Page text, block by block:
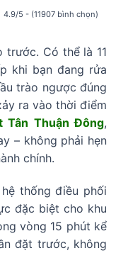
4.9/5 - (11907 bình chọn)
trước. Có thể là 11
khi bạn đang rửa
trào ngược đúng
ra vào thời điểm
Tân Thuận Đông,
– không phải hẹn
chính.
thống điều phối
đặc biệt cho khu
vòng 15 phút kể
đặt trước, không